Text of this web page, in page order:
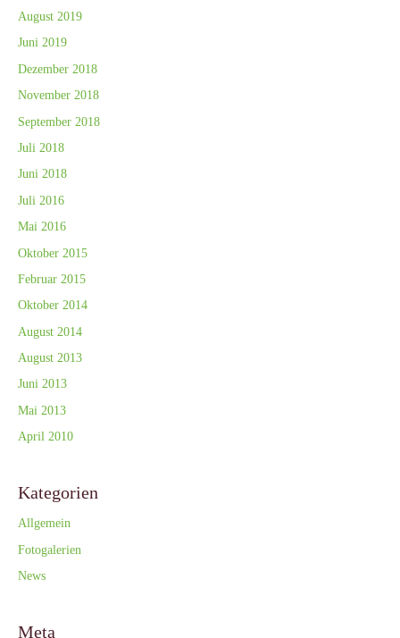
August 2019
Juni 2019
Dezember 2018
November 2018
September 2018
Juli 2018
Juni 2018
Juli 2016
Mai 2016
Oktober 2015
Februar 2015
Oktober 2014
August 2014
August 2013
Juni 2013
Mai 2013
April 2010
Kategorien
Allgemein
Fotogalerien
News
Meta